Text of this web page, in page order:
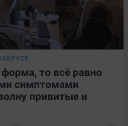
форма, то всё равно
симптомами
привитые и